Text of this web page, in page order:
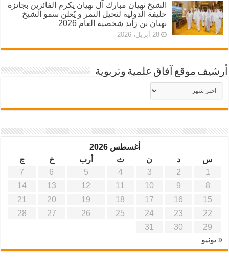
الشيخ نهيان مبارك آل نهيان يكرم الفائزين بجائزة
خليفة الدولية لنخيل التمر و يُعلن سمو الشيخ
نهيان بن زايد شخصية العام 2026
28 أبريل، 2026
أرشيف موقع آفاق علمية وتربوية
أرشيف
موقع
أغسطس 2026
س
د ن ث أرب خ
ج
1
2
3
4
5
6
7
8
9
10
11
12
13
14
15
16
17
18
19
20
21
22
23
24
25
26
27
28
29
30
31
« يونيو